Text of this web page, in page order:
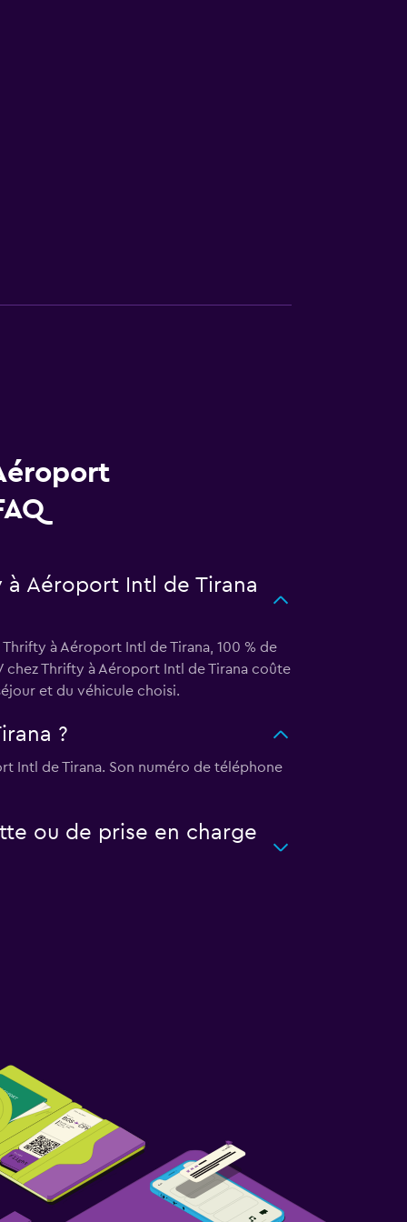
Aéroport Intl de Tirana
à Aéroport Intl de Tirana, 100 % de
chez Thrifty à Aéroport Intl de Tirana coûte
et du véhicule choisi.
?
Intl de Tirana. Son numéro de téléphone
ou de prise en charge